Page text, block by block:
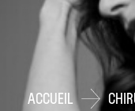
ACCUEIL